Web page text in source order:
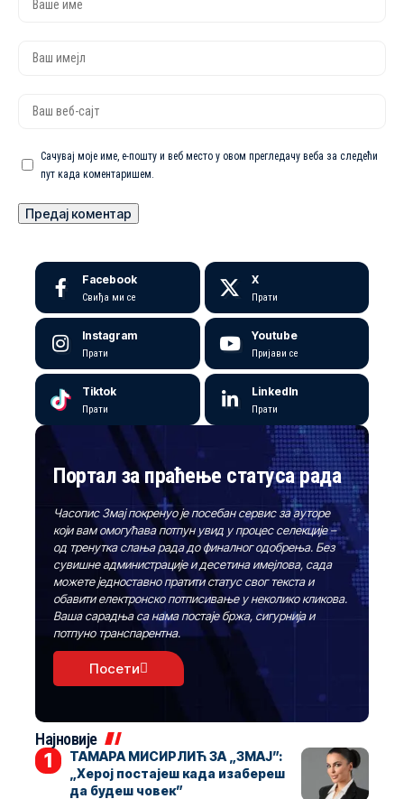
Сачувај моје име, е-пошту и веб место у овом прегледачу веба за следећи
пут када коментаришем.
Facebook
Свиђа ми се
X
Прати
Instagram
Прати
Youtube
Пријави се
Tiktok
Прати
LinkedIn
Прати
Портал за праћење статуса рада
Часопис Змај покренуо је посебан сервис за ауторе
који вам омогућава потпун увид у процес селекције –
од тренутка слања рада до финалног одобрења. Без
сувишне администрације и десетина имејлова, сада
можете једноставно пратити статус свог текста и
обавити електронско потписивање у неколико кликова.
Ваша сарадња са нама постаје бржа, сигурнија и
потпуно транспарентна.
Посети
Најновије
ТАМАРА МИСИРЛИЋ ЗА „ЗМАЈ”:
„Херој постајеш када изабереш
да будеш човек”